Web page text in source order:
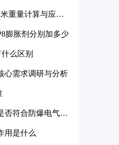
重量计算与应用
膨胀剂分别加多少
么区别
心需求调研与分析
否符合防爆电气设
用是什么